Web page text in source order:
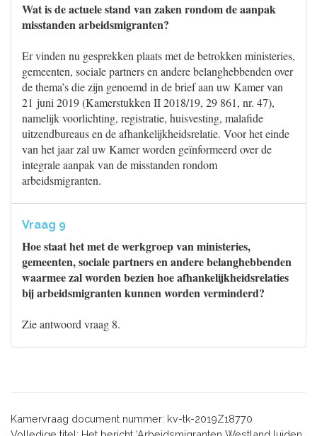
Wat is de actuele stand van zaken rondom de aanpak
misstanden arbeidsmigranten?
Er vinden nu gesprekken plaats met de betrokken ministeries,
gemeenten, sociale partners en andere belanghebbenden over
de thema’s die zijn genoemd in de brief aan uw Kamer van
21 juni 2019 (Kamerstukken II 2018/19, 29 861, nr. 47),
namelijk voorlichting, registratie, huisvesting, malafide
uitzendbureaus en de afhankelijkheidsrelatie. Voor het einde
van het jaar zal uw Kamer worden geïnformeerd over de
integrale aanpak van de misstanden rondom
arbeidsmigranten.
Vraag 9
Hoe staat het met de werkgroep van ministeries,
gemeenten, sociale partners en andere belanghebbenden
waarmee zal worden bezien hoe afhankelijkheidsrelaties
bij arbeidsmigranten kunnen worden verminderd?
Zie antwoord vraag 8.
Kamervraag document nummer: kv-tk-2019Z18770